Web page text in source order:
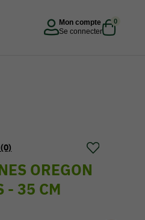
Mon compte
Se connecter
0
OREGON
- 35 CM